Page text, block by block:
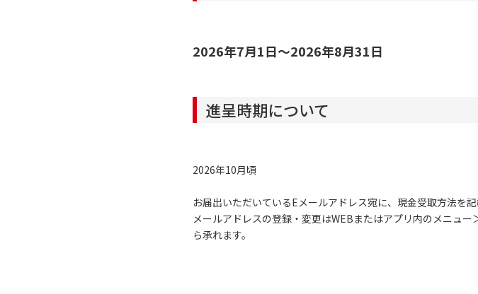
2026年7月1日～2026年8月31日
進呈時期について
2026年10月頃
お届出いただいているEメールアドレス宛に、現金受取方法を
メールアドレスの登録・変更はWEBまたはアプリ内のメニュ
ら承れます。